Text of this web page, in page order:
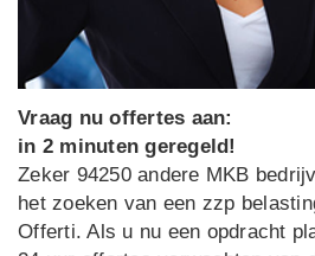
Vraag nu offertes aan:
in 2 minuten geregeld!
Zeker 94250 andere MKB
het zoeken van een zzp
Offerti. Als u nu een opdracht